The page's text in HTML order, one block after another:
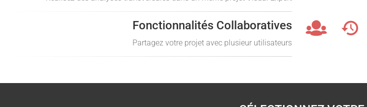
Fonctionnalités Collaboratives
Partagez votre projet avec plusieur utilisateurs